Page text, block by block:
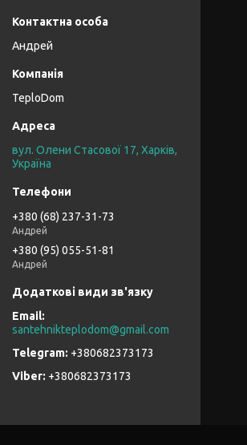
Андрей
TeploDom
вул. Олени Стасової 17, Харків,
Україна
+380 (68) 237-31-73
Андрей
+380 (95) 055-51-81
Андрей
santehnikteplodom@gmail.com
+380682373173
+380682373173